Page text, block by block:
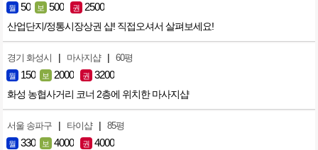
월 50 보 500 권 2500
산업단지/정통시장상권 샵! 직접오셔서 살펴보세요!
경기 화성시 | 마사지샵 | 60평
월 150 보 2000 권 3200
화성 농협사거리 코너 2층에 위치한 마사지샵
서울 송파구 | 타이샵 | 85평
월 330 보 4000 권 4000